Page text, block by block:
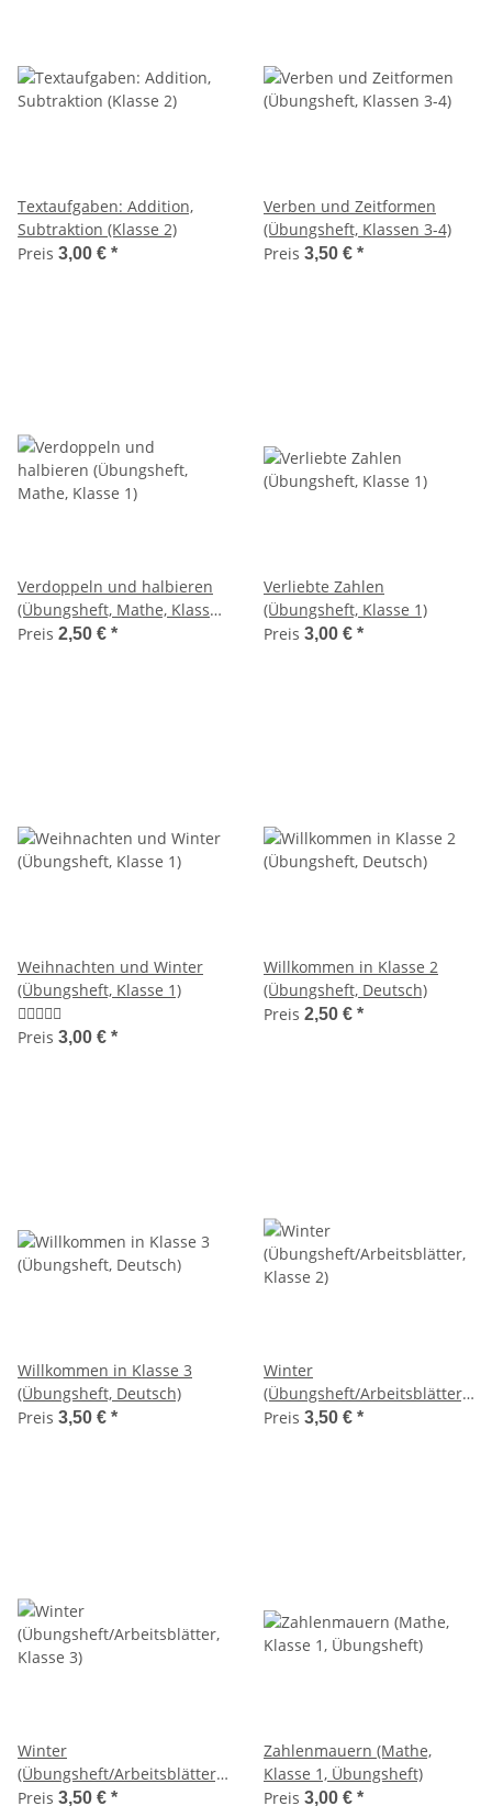
Textaufgaben: Addition,
Subtraktion (Klasse 2)
Preis 3,00 € *
Verben und Zeitformen
(Übungsheft, Klassen 3-4)
Preis 3,50 € *
Verdoppeln und halbieren
(Übungsheft, Mathe, Klasse
1)
Preis 2,50 € *
Verliebte Zahlen
(Übungsheft, Klasse 1)
Preis 3,00 € *
Weihnachten und Winter
(Übungsheft, Klasse 1)
Preis 3,00 € *
Willkommen in Klasse 2
(Übungsheft, Deutsch)
Preis 2,50 € *
Willkommen in Klasse 3
(Übungsheft, Deutsch)
Preis 3,50 € *
Winter
(Übungsheft/Arbeitsblätter,
Klasse 2)
Preis 3,50 € *
Winter
(Übungsheft/Arbeitsblätter,
Klasse 3)
Preis 3,50 € *
Zahlenmauern (Mathe,
Klasse 1, Übungsheft)
Preis 3,00 € *